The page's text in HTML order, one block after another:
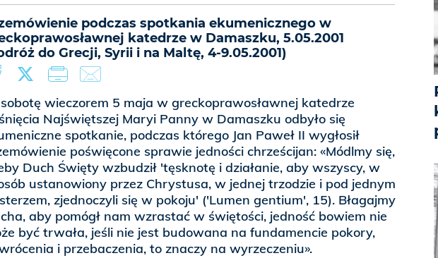
podczas spotkania ekumenicznego w
katedrze w Damaszku, 5.05.2001
do Grecji, Syrii i na Maltę, 4-9.05.2001)
wieczorem 5 maja w greckoprawosławnej katedrze
Najświętszej Maryi Panny w Damaszku odbyło się
spotkanie, podczas którego Jan Paweł II wygłosił
poświęcone sprawie jedności chrześcijan: «Módlmy się,
Duch Święty wzbudził 'tęsknotę i działanie, aby wszyscy, w
ustanowiony przez Chrystusa, w jednej trzodzie i pod jednym
zjednoczyli się w pokoju' ('Lumen gentium', 15). Błagajmy
aby pomógł nam wzrastać w świętości, jedność bowiem nie
być trwała, jeśli nie jest budowana na fundamencie pokory,
i przebaczenia, to znaczy na wyrzeczeniu».